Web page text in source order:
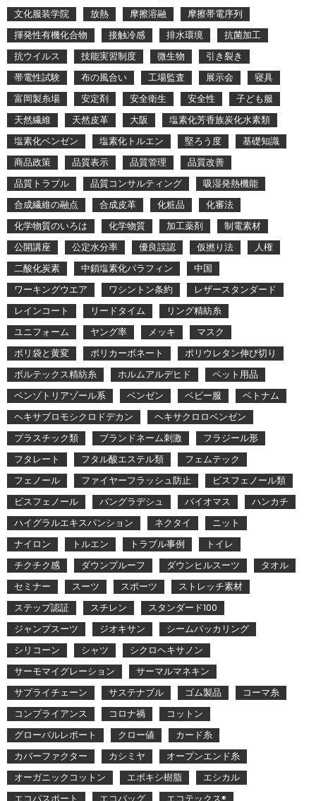
文化服装学院
放熱 摩擦溶融
摩擦帯電序列
揮発性有機化合物
接触冷感 排水環境
抗菌加工
抗ウイルス
技能実習制度 微生物
引き裂き
帯電性試験
布の風合い 工場監査 展示会
寝具
富岡製糸場
安定剤 安全衛生 安全性
子ども服
天然繊維
天然皮革 大阪
塩素化芳香族炭化水素類
塩素化ベンゼン
塩素化トルエン 堅ろう度
基礎知識
商品政策
品質表示 品質管理
品質改善
品質トラブル
品質コンサルティング
吸湿発熱機能
合成繊維の融点
合成皮革 化粧品
化審法
化学物質のいろは
化学物質 加工薬剤
制電素材
公開講座
公定水分率 優良誤認 仮撚り法
人権
二酸化炭素
中鎖塩素化パラフィン
中国
ワーキングウエア
ワシントン条約
レザースタンダード
レインコート
リードタイム
リング精紡糸
ユニフォーム
ヤング率 メッキ
マスク
ポリ袋と黄変
ポリカーボネート
ポリウレタン伸び切り
ボルテックス精紡糸
ホルムアルデヒド
ペット用品
ベンゾトリアゾール系
ベンゼン ベビー服
ベトナム
ヘキサブロモシクロドデカン
ヘキサクロロベンゼン
プラスチック類
ブランドネーム刺激
フラジール形
フタレート
フタル酸エステル類
フェムテック
フェノール
ファイヤーフラッシュ防止
ビスフェノール類
ビスフェノール
バングラデシュ バイオマス
ハンカチ
ハイグラルエキスパンション
ネクタイ
ニット
ナイロン
トルエン トラブル事例
トイレ
チクチク感
ダウンプルーフ ダウンヒルスーツ
タオル
セミナー
スーツ スポーツ
ストレッチ素材
ステップ認証
スチレン
スタンダード100
ジャンプスーツ
ジオキサン
シームパッカリング
シリコーン
シャツ
シクロヘキサノン
サーモマイグレーション
サーマルマネキン
サプライチェーン
サステナブル ゴム製品
コーマ糸
コンプライアンス
コロナ禍
コットン
グローバルレポート
クロー値
カード糸
カバーファクター
カシミヤ
オープンエンド糸
オーガニックコットン
エポキシ樹脂
エシカル